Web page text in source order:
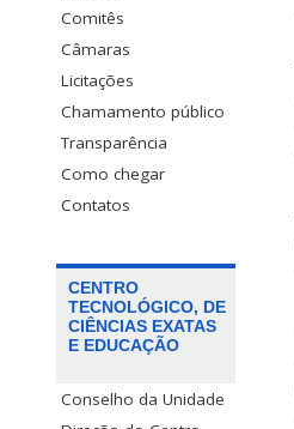
Comitês
Câmaras
Licitações
Chamamento público
Transparência
Como chegar
Contatos
CENTRO
TECNOLÓGICO, DE
CIÊNCIAS EXATAS
E EDUCAÇÃO
Conselho da Unidade